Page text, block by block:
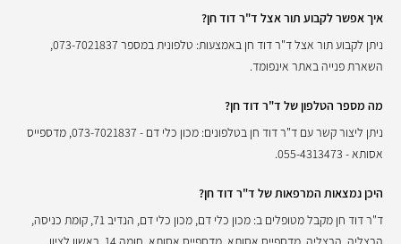
איך אפשר לקבוע תור אצל ד"ר דוד חן?
ניתן לקבוע תור אצל ד"ר דוד חן באמצעות: טלפונית במספר 073-7021837,
השארת פנייה באתר אינפומד.
מה מספר הטלפון של ד"ר דוד חן?
ניתן ליצור קשר עם ד"ר דוד חן בטלפונים: מכון כלי דם - 073-7021837, מדספייס
אסותא - 055-4313473.
היכן נמצאות המרפאות של ד"ר דוד חן?
ד"ר דוד חן מקבל מטופלים ב: מכון כלי דם, מכון כלי דם, הנדיב 71, קומת כניסה,